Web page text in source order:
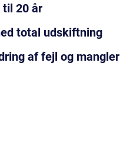
20 år
total udskiftning
af fejl og mangler